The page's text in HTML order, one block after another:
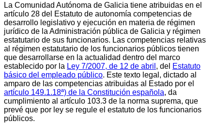
La Comunidad Autónoma de Galicia tiene atribuidas en el
artículo 28 del Estatuto de autonomía competencias de
desarrollo legislativo y ejecución en materia de régimen
jurídico de la Administración pública de Galicia y régimen
estatutario de sus funcionarios. Las competencias relativas
al régimen estatutario de los funcionarios públicos tienen
que desarrollarse en la actualidad dentro del marco
establecido por la Ley 7/2007, de 12 de abril , del Estatuto
básico del empleado público. Este texto legal, dictado al
amparo de las competencias atribuidas al Estado por el
artículo 149.1.18ª) de la Constitución española, da
cumplimiento al artículo 103.3 de la norma suprema, que
prevé que por ley se regule el estatuto de los funcionarios
públicos.